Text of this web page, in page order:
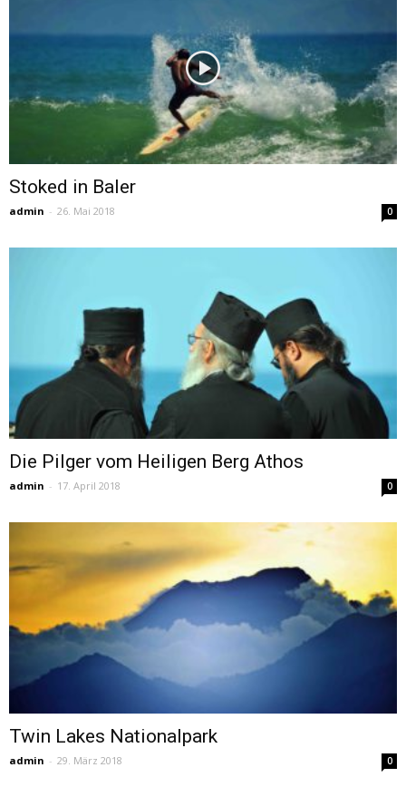
Stoked in Baler
admin - 26. Mai 2018 0
Die Pilger vom Heiligen Berg Athos
admin - 17. April 2018 0
Twin Lakes Nationalpark
admin - 29. März 2018 0